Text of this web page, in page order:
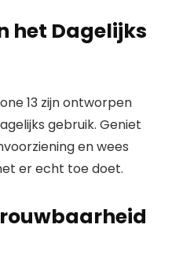
het Dagelijks
13 zijn ontworpen
gebruik. Geniet
en wees
er echt toe doet.